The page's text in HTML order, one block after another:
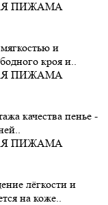
и
кроя и..
качества пенье -
лёгкости и
на коже..